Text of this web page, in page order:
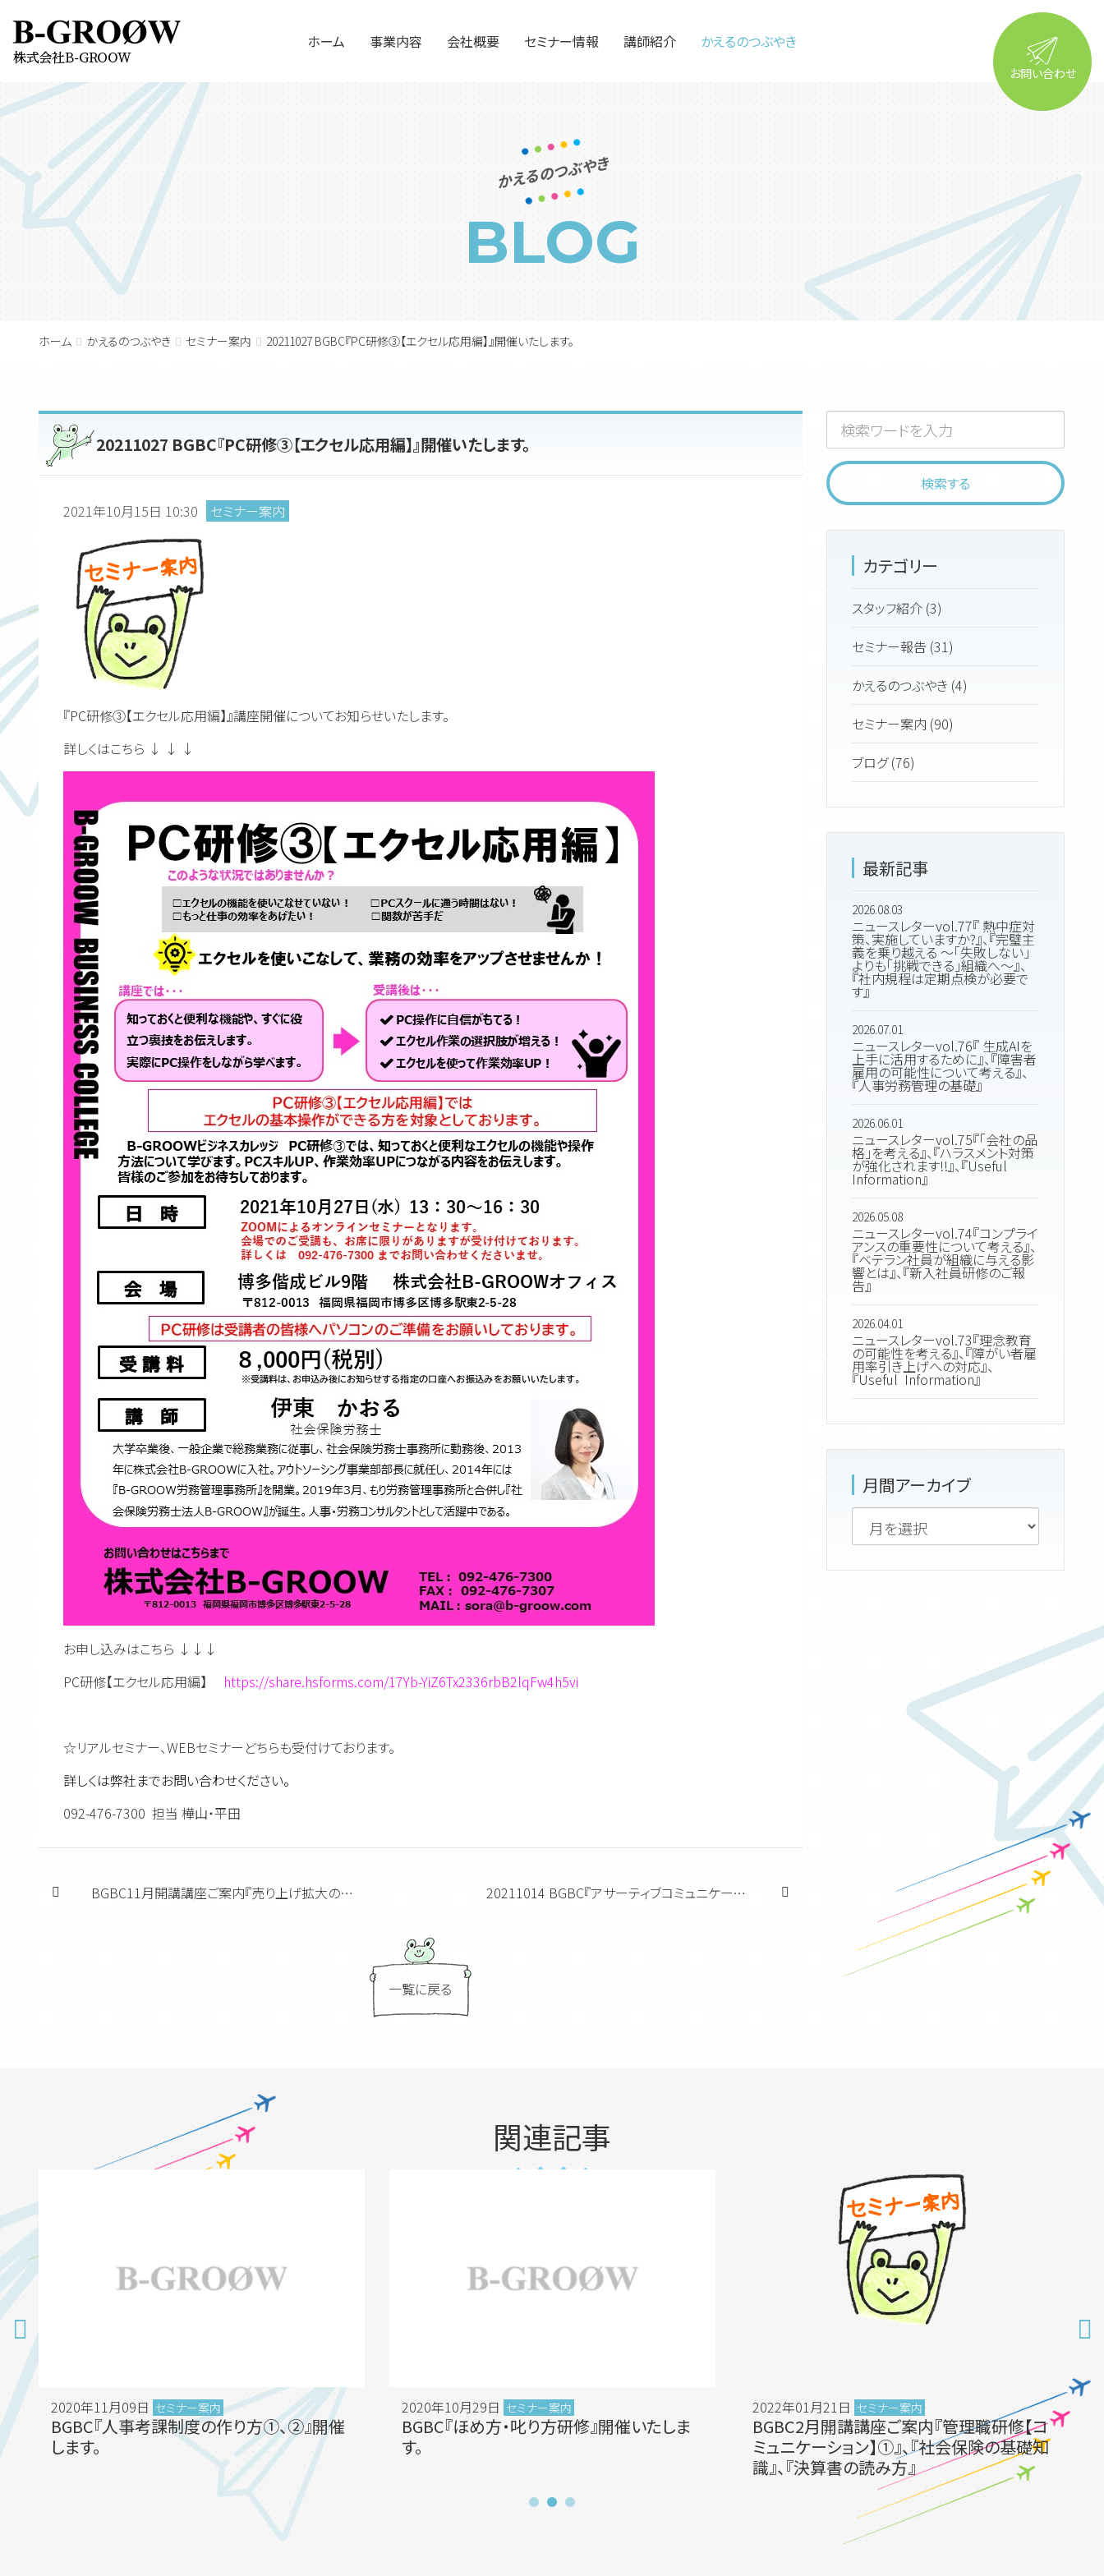
ホーム
事業内容
社外人事部門としての業務
教育研修サービス
アウトソーシング・給与計算
会社概要 セミナー情報 講師紹介 かえるのつぶやき
お問い合わせ
かえるのつぶやき
BLOG
ホーム かえるのつぶやき セミナー案内 20211027 BGBC『PC研修③【エクセル応用編】』開催いたします。
20211027 BGBC『PC研修③【エクセル応用編】』開催いたします。
2021年10月15日 10:30 セミナー案内
『PC研修③【エクセル応用編】』講座開催についてお知らせいたします。
詳しくはこちら ↓ ↓ ↓
お申し込みはこちら ↓↓↓
PC研修【エクセル応用編】
https://share.hsforms.com/17Yb-YiZ6Tx2336rbB2lqFw4h5vi
☆リアルセミナー、WEBセミナーどちらも受付けております。
詳しくは弊社までお問い合わせください。
092-476-7300 担当 樺山・平田
BGBC11月開講講座ご案内『売り上げ拡大のためのマーケティング』、『ビジネスマナー【きほんのき】』、『ほめ方・叱り方』 20211014 BGBC『アサーティブコミュニケーション』開催いたします。
一覧に戻る
カテゴリー
スタッフ紹介 (3)
セミナー報告 (31)
かえるのつぶやき (4)
セミナー案内 (90)
ブログ (76)
最新記事
2026.08.03
ニュースレターvol.77『 熱中症対
策、実施していますか?』、『完璧主
義を乗り越える ～「失敗しない」
よりも「挑戦できる」組織へ～』、
『社内規程は定期点検が必要で
す』
2026.07.01
ニュースレターvol.76『 生成AIを
上手に活用するために』、『障害者
雇用の可能性について考える』、
『人事労務管理の基礎』
2026.06.01
ニュースレターvol.75『「会社の品
格」を考える』、『ハラスメント対策
が強化されます!!』、『Useful
Information』
2026.05.08
ニュースレターvol.74『コンプライ
アンスの重要性について考える』、
『ベテラン社員が組織に与える影
響とは』、『新入社員研修のご報
告』
2026.04.01
ニュースレターvol.73『理念教育
の可能性を考える』、『障がい者雇
用率引き上げへの対応』、
『Useful Information』
月間アーカイブ
関連記事
2020年11月09日 セミナー案内
BGBC『人事考課制度の作り方①、②』開催
します。
2020年10月29日 セミナー案内
BGBC『ほめ方・叱り方研修』開催いたしま
す。
2022年01月21日 セミナー案内
BGBC2月開講講座ご案内『管理職研修【コ
ミュニケーション】①』、『社会保険の基礎知
識』、『決算書の読み方』